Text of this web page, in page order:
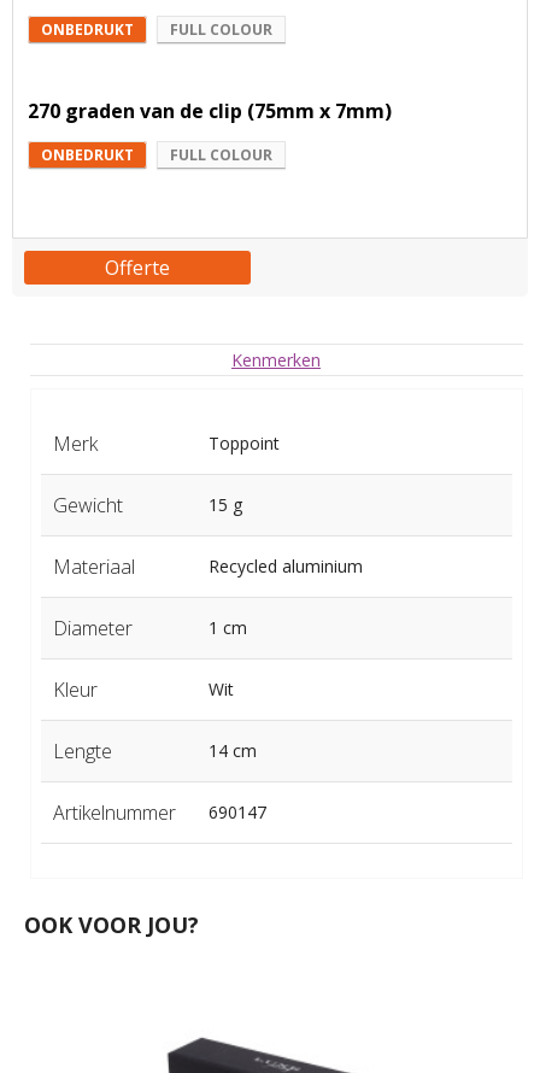
ONBEDRUKT FULL COLOUR
270 graden van de clip (75mm x 7mm)
ONBEDRUKT FULL COLOUR
Offerte
Kenmerken
Merk Toppoint
Gewicht 15 g
Materiaal Recycled aluminium
Diameter 1 cm
Kleur Wit
Lengte 14 cm
Artikelnummer 690147
OOK VOOR JOU?